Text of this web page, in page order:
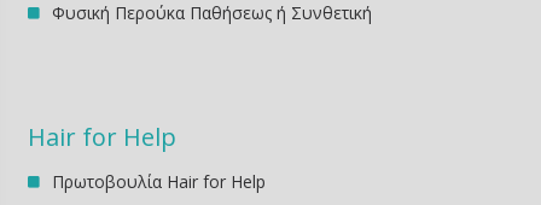
Φυσική Περούκα Παθήσεως ή Συνθετική
Hair for Help
Πρωτοβουλία Hair for Help